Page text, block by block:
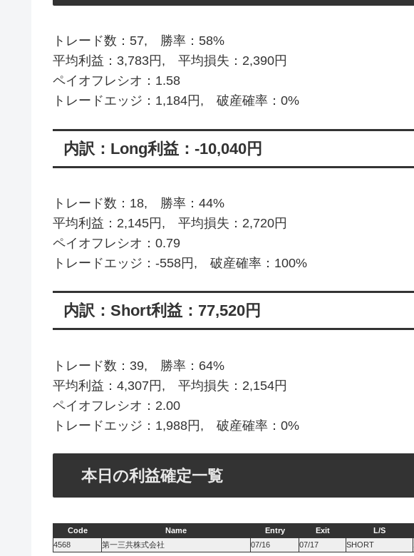
トレード数：57, 勝率：58%
平均利益：3,783円, 平均損失：2,390円
ペイオフレシオ：1.58
トレードエッジ：1,184円, 破産確率：0%
内訳：Long利益：-10,040円
トレード数：18, 勝率：44%
平均利益：2,145円, 平均損失：2,720円
ペイオフレシオ：0.79
トレードエッジ：-558円, 破産確率：100%
内訳：Short利益：77,520円
トレード数：39, 勝率：64%
平均利益：4,307円, 平均損失：2,154円
ペイオフレシオ：2.00
トレードエッジ：1,988円, 破産確率：0%
本日の利益確定一覧
Code Name Entry Exit L/S
4568
第一三共株式会社 07/16 07/17 SHORT